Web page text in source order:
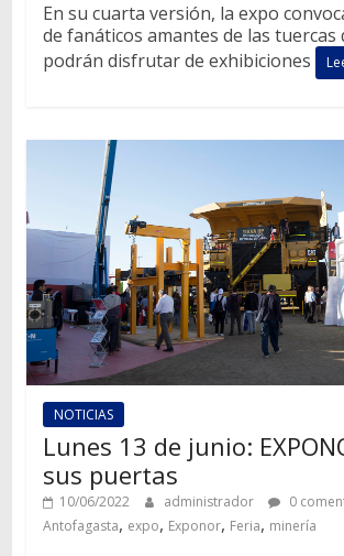
En su cuarta versión, la expo
de fanáticos amantes de las tuercas
podrán disfrutar de exhibiciones
NOTICIAS
Lunes 13 de junio:
sus puertas
10/06/2022 administrador 0
Antofagasta, expo, Exponor, Feria, minería